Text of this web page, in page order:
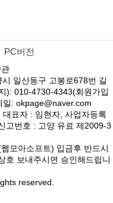
PC버전
일산동구 고봉로678번 길
): 010-4730-4343(회원가입
: okpage@naver.com
표자 : 임현자, 사업자등록
고번호 : 고양 유료 제2009-3
모아소프트) 입금후 반드시
호 보내주시면 승인해드립니
reserved.